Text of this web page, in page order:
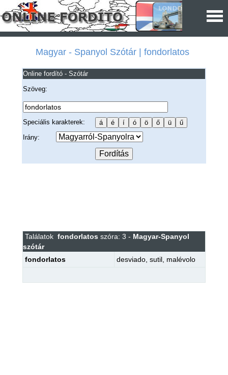
Magyar - Spanyol Szótár | fondorlatos
Online fordító - Szótár
Szöveg:
Speciális karakterek:
Irány:
Találatok fondorlatos szóra: 3 - Magyar-Spanyol
szótár
fondorlatos
desviado, sutil, malévolo